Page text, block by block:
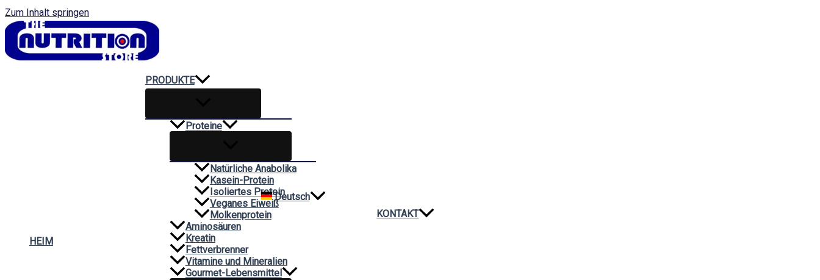
Zum Inhalt springen
HEIM
PRODUKTE
Proteine
Natürliche Anabolika
Kasein-Protein
Isoliertes Protein
Veganes Eiweiß
Molkenprotein
Aminosäuren
Kreatin
Fettverbrenner
Vitamine und Mineralien
Gourmet-Lebensmittel
Deutsch
KONTAKT